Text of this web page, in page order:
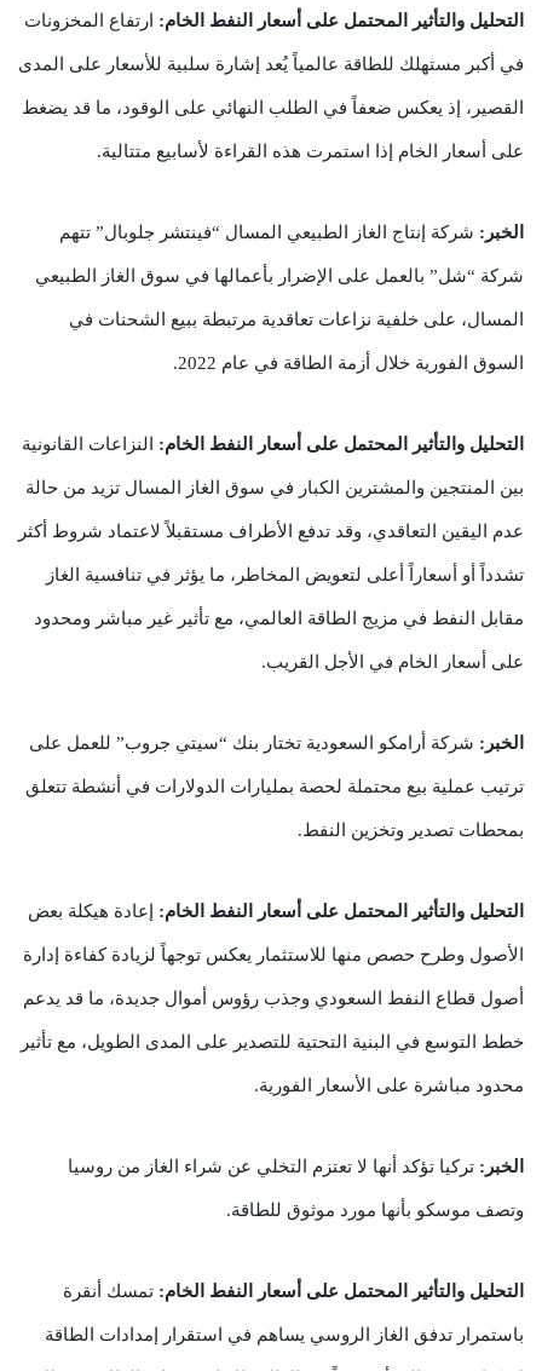
التحليل والتأثير المحتمل على أسعار النفط الخام: ارتفاع المخزونات
في أكبر مستهلك للطاقة عالمياً يُعد إشارة سلبية للأسعار على المدى
القصير، إذ يعكس ضعفاً في الطلب النهائي على الوقود، ما قد يضغط
على أسعار الخام إذا استمرت هذه القراءة لأسابيع متتالية.
الخبر: شركة إنتاج الغاز الطبيعي المسال “فينتشر جلوبال” تتهم
شركة “شل” بالعمل على الإضرار بأعمالها في سوق الغاز الطبيعي
المسال، على خلفية نزاعات تعاقدية مرتبطة ببيع الشحنات في
السوق الفورية خلال أزمة الطاقة في عام 2022.
التحليل والتأثير المحتمل على أسعار النفط الخام: النزاعات القانونية
بين المنتجين والمشترين الكبار في سوق الغاز المسال تزيد من حالة
عدم اليقين التعاقدي، وقد تدفع الأطراف مستقبلاً لاعتماد شروط أكثر
تشدداً أو أسعاراً أعلى لتعويض المخاطر، ما يؤثر في تنافسية الغاز
مقابل النفط في مزيج الطاقة العالمي، مع تأثير غير مباشر ومحدود
على أسعار الخام في الأجل القريب.
الخبر: شركة أرامكو السعودية تختار بنك “سيتي جروب” للعمل على
ترتيب عملية بيع محتملة لحصة بمليارات الدولارات في أنشطة تتعلق
بمحطات تصدير وتخزين النفط.
التحليل والتأثير المحتمل على أسعار النفط الخام: إعادة هيكلة بعض
الأصول وطرح حصص منها للاستثمار يعكس توجهاً لزيادة كفاءة إدارة
أصول قطاع النفط السعودي وجذب رؤوس أموال جديدة، ما قد يدعم
خطط التوسع في البنية التحتية للتصدير على المدى الطويل، مع تأثير
محدود مباشرة على الأسعار الفورية.
الخبر: تركيا تؤكد أنها لا تعتزم التخلي عن شراء الغاز من روسيا
وتصف موسكو بأنها مورد موثوق للطاقة.
التحليل والتأثير المحتمل على أسعار النفط الخام: تمسك أنقرة
باستمرار تدفق الغاز الروسي يساهم في استقرار إمدادات الطاقة